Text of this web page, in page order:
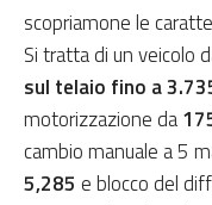
scopriamone le
Si tratta di un veicolo
sul telaio fino a
motorizzazione da
cambio manuale a 5
5,285 e blocco del